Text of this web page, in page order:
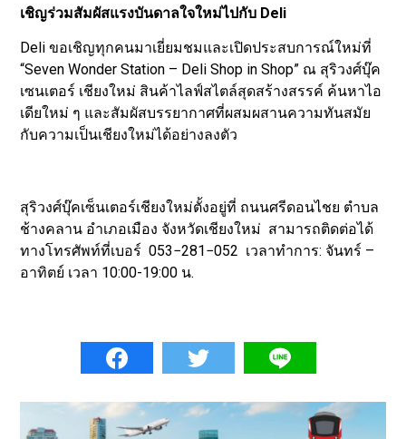
เชิญร่วมสัมผัสแรงบันดาลใจใหม่ไปกับ Deli
Deli ขอเชิญทุกคนมาเยี่ยมชมและเปิดประสบการณ์ใหม่ที่
“Seven Wonder Station – Deli Shop in Shop” ณ สุริวงศ์บุ๊ค
เซนเตอร์ เชียงใหม่ สินค้าไลฟ์สไตล์สุดสร้างสรรค์ ค้นหาไอ
เดียใหม่ ๆ และสัมผัสบรรยากาศที่ผสมผสานความทันสมัย
กับความเป็นเชียงใหม่ได้อย่างลงตัว
สุริวงศ์บุ๊คเซ็นเตอร์เชียงใหม่ตั้งอยู่ที่ ถนนศรีดอนไชย ตำบล
ช้างคลาน อำเภอเมือง จังหวัดเชียงใหม่ สามารถติดต่อได้
ทางโทรศัพท์ที่เบอร์ 053−281−052 เวลาทำการ: จันทร์ –
อาทิตย์ เวลา 10:00-19:00 น.